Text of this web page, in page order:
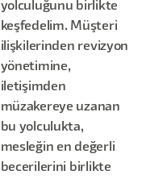
yolculuğunu birlikte
keşfedelim. Müşteri
ilişkilerinden revizyon
yönetimine,
iletişimden
müzakereye uzanan
bu yolculukta,
mesleğin en değerli
becerilerini birlikte